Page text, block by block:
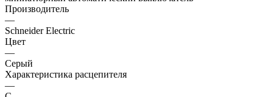
Производитель
—
Schneider Electric
Цвет
—
Cерый
Характеристика расцепителя
—